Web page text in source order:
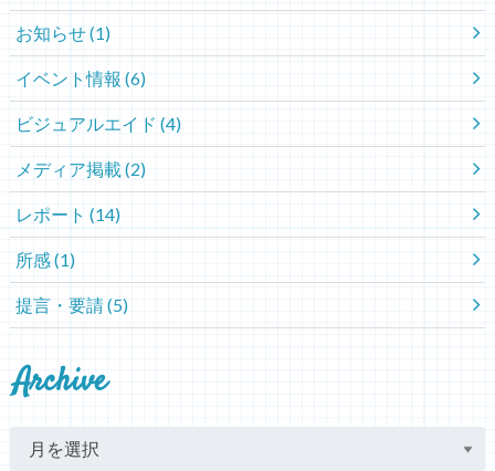
お知らせ(1)
イベント情報 (6)
ビジュアルエイド (4)
メディア掲載(2)
レポート (14)
所感(1)
提言・要請(5)
Archive